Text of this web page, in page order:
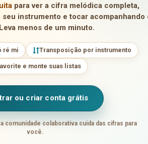
para ver a cifra melódica completa,
instrumento e tocar acompanhando
menos de um minuto.
ré mi Transposição por instrumento
e monte suas listas
ou criar conta grátis
comunidade colaborativa cuida das cifras para
você.